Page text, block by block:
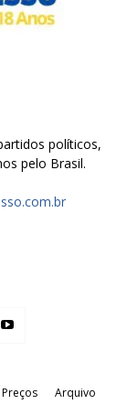
políticos,
pelo Brasil.
Arquivo